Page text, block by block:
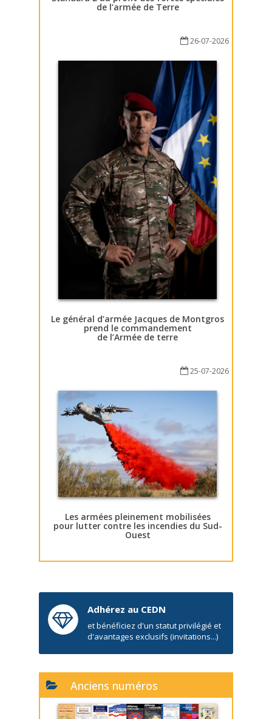
de l’armée de Terre
26-07-2026
Le général d’armée Jacques de Montgros
prend le commandement
de l’Armée de terre
25-07-2026
Les armées pleinement mobilisées
pour lutter contre les incendies du Sud-
Ouest
Adhérez au CEDN
et bénéficiez d'un statut privilégié et
d'avantages exclusifs (invitations...)
Anciens numéros